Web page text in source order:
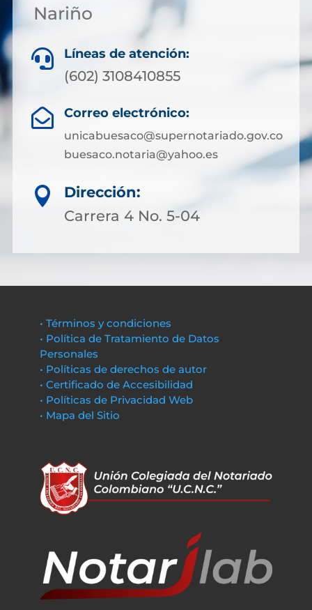
Nariño
 Líneas de atención:
(602) 3108410855
 Correo electrónico:
unicabuesaco@supernotariado.gov.co
buesaco.notaria@yahoo.es

Dirección:
Carrera 4 No. 5-04
• Términos y condiciones
• Política de Tratamiento de Datos
Personales
• Políticas de derechos de autor
• Certificado de Accesibilidad
• Políticas de Privacidad Web
• Mapa del Sitio